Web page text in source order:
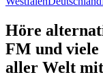
Höre
FM und viele
aller Welt